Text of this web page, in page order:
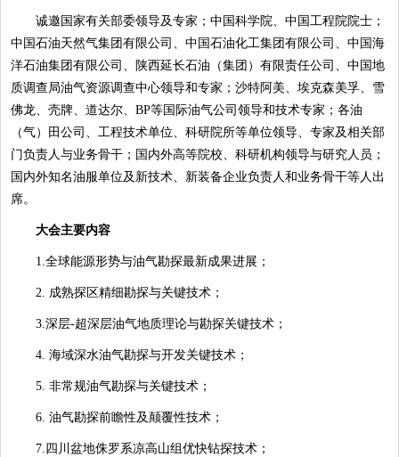
诚邀国家有关部委领导及专家；中国科学院、中国工程院院士；
中国石油天然气集团有限公司、中国石油化工集团有限公司、中国海
洋石油集团有限公司、陕西延长石油（集团）有限责任公司、中国地
质调查局油气资源调查中心领导和专家；沙特阿美、埃克森美孚、雪
佛龙、壳牌、道达尔、BP等国际油气公司领导和技术专家；各油
（气）田公司、工程技术单位、科研院所等单位领导、专家及相关部
门负责人与业务骨干；国内外高等院校、科研机构领导与研究人员；
国内外知名油服单位及新技术、新装备企业负责人和业务骨干等人出
席。
大会主要内容
1.全球能源形势与油气勘探最新成果进展；
2. 成熟探区精细勘探与关键技术；
3.深层-超深层油气地质理论与勘探关键技术；
4. 海域深水油气勘探与开发关键技术；
5. 非常规油气勘探与关键技术；
6. 油气勘探前瞻性及颠覆性技术；
7.四川盆地侏罗系凉高山组优快钻探技术；